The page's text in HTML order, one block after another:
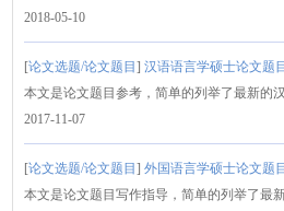
2018-05-10
[论文选题/论文题目]汉语语言学硕士论文题
本文是论文题目参考，简单的列举了最新的
2017-11-07
[论文选题/论文题目]外国语言学硕士论文题
本文是论文题目写作指导，简单的列举了最